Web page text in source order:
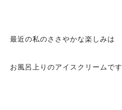
最近の私のささやかな楽しみは
お風呂上りのアイスクリームです